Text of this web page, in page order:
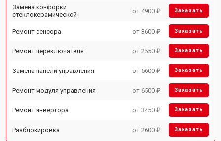
Замена конфорки
стеклокерамической
от 4900 ₽ Заказать
Ремонт сенсора от 3600 ₽ Заказать
Ремонт переключателя от 2550 ₽ Заказать
Замена панели управления от 5600 ₽ Заказать
Ремонт модуля управления от 6500 ₽ Заказать
Ремонт инвертора от 3450 ₽ Заказать
Разблокировка от 2600 ₽ Заказать